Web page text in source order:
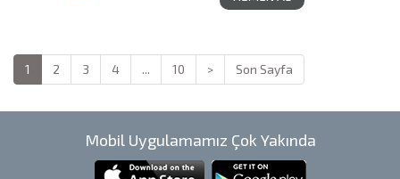
1 2 3 4 ... 10 > Son Sayfa
Mobil Uygulamamız Çok Yakında